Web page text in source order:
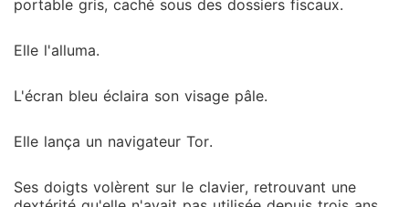
portable gris, caché sous des dossiers fiscaux.
Elle l'alluma.
L'écran bleu éclaira son visage pâle.
Elle lança un navigateur Tor.
Ses doigts volèrent sur le clavier, retrouvant une